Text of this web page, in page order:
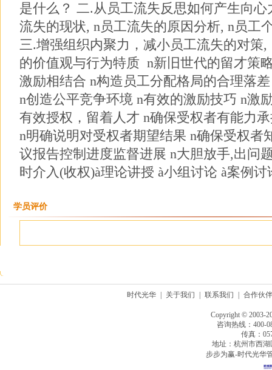
是什么？ 二.从员工流失反思如何产生向
流失的现状, n员工流失的原因分析, n员工
三.增强组织内聚力，减小员工流失的对策
的价值观与行为特质 n新旧世代的留才策
激励相结合 n构造员工分配格局的合理落
n创造公平竞争环境 n有效的激励技巧 n激
有效授权，留着人才 n确保受权者有能力
n明确说明对受权者期望结果 n确保受权者
议报告控制进度监督进展 n大胆放手,出问
时介入(收权)à理论讲授 à小组讨论 à案例讨
学员评价
时代光华 关于我们 联系我们 合作伙伴
Copyright © 2003-
咨询热线：400-
传真：
地址：杭州市西
步步为赢-时代光华